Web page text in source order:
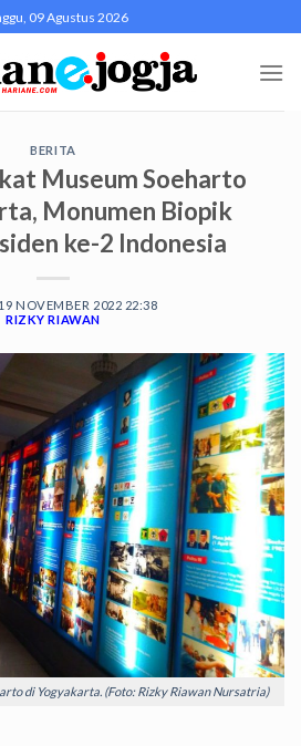
09 Agustus 2026
BERITA
Museum Soeharto
Monumen Biopik
ke-2 Indonesia
NOVEMBER 2022 22:38
RIZKY RIAWAN
di Yogyakarta. (Foto: Rizky Riawan Nursatria)